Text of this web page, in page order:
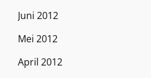
Juni 2012
Mei 2012
April 2012